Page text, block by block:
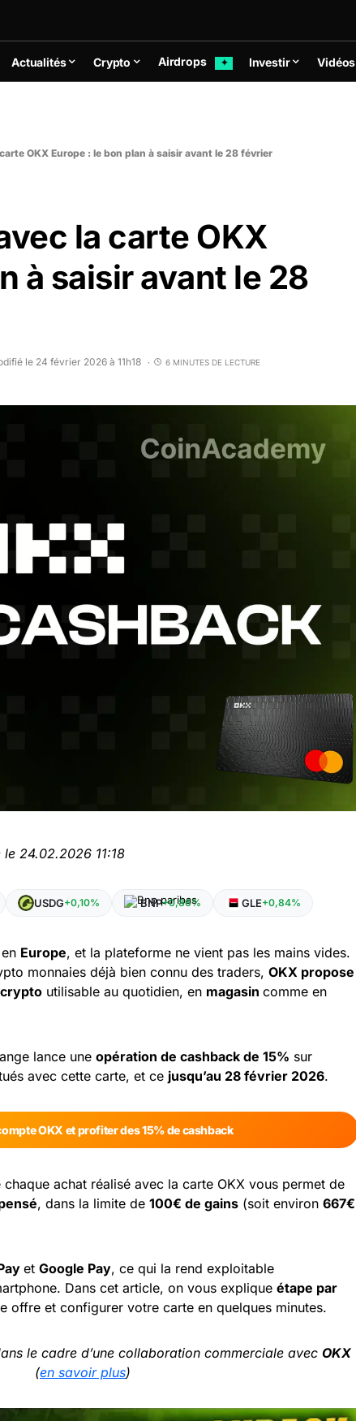
Actualités Crypto Airdrops ✦ Investir Vidéos
OKX Europe : le bon plan à saisir avant le 28 février
la carte OKX
à saisir avant le 28
le 24 février 2026 à 11h18 6 MINUTES DE LECTURE
24.02.2026 11:18
USDG+0,10% BNP+0,86% GLE+0,84%
Europe, et la plateforme ne vient pas les mains vides.
monnaies déjà bien connu des traders, OKX propose
utilisable au quotidien, en magasin comme en
lance une opération de cashback de 15% sur
avec cette carte, et ce jusqu’au 28 février 2026.
OKX et profiter des 15% de cashback
achat réalisé avec la carte OKX vous permet de
, dans la limite de 100€ de gains (soit environ 667€
et Google Pay, ce qui la rend exploitable
Dans cet article, on vous explique étape par
offre et configurer votre carte en quelques minutes.
le cadre d’une collaboration commerciale avec OKX
(en savoir plus)